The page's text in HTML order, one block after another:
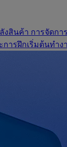
งสินค้า การจัดกา
การฝึกเริ่มต้นทำง